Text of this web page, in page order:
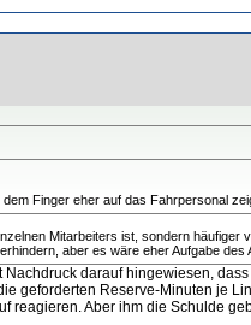
Finger eher auf das Fahrpersonal
Mitarbeiters ist, sondern
aber es wäre eher Aufgabe
darauf hingewiesen,
geforderten Reserve-Minuten je
reagieren. Aber ihm die Schulde